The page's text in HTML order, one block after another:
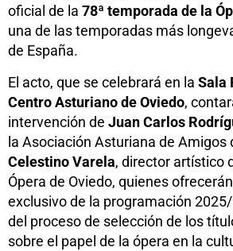
oficial de la 78ª temporada de la
una de las temporadas más
de España.
El acto, que se celebrará en la Sala
Centro Asturiano de Oviedo,
intervención de Juan Carlos
la Asociación Asturiana de Amigos
Celestino Varela, director artístico
Ópera de Oviedo, quienes
exclusivo de la programación
del proceso de selección de los
sobre el papel de la ópera en la